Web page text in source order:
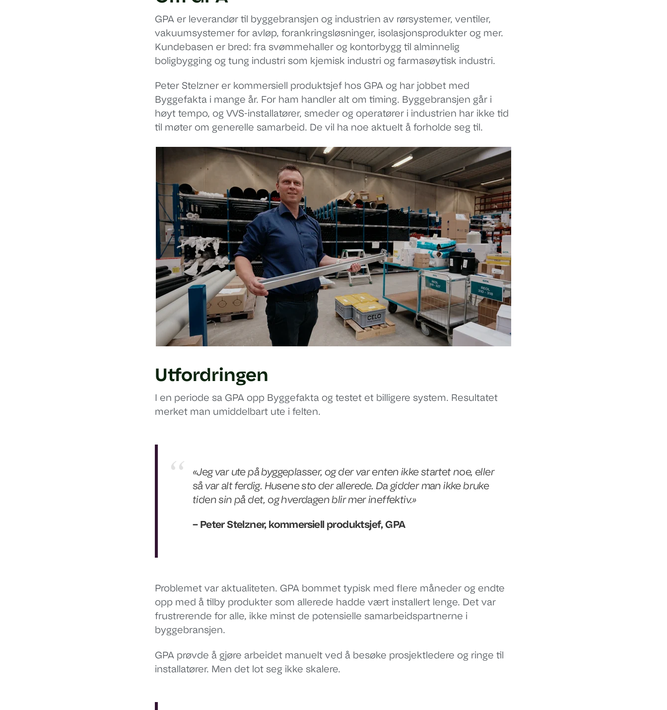
GPA er leverandør til byggebransjen og industrien av rørsystemer, ventiler,
vakuumsystemer for avløp, forankringsløsninger, isolasjonsprodukter og mer.
Kundebasen er bred: fra svømmehaller og kontorbygg til alminnelig
boligbygging og tung industri som kjemisk industri og farmasøytisk industri.
Peter Stelzner er kommersiell produktsjef hos GPA og har jobbet med
Byggefakta i mange år. For ham handler alt om timing. Byggebransjen går i
høyt tempo, og VVS-installatører, smeder og operatører i industrien har ikke tid
til møter om generelle samarbeid. De vil ha noe aktuelt å forholde seg til.
Utfordringen
I en periode sa GPA opp Byggefakta og testet et billigere system. Resultatet
merket man umiddelbart ute i felten.
«Jeg var ute på byggeplasser, og der var enten ikke startet noe, eller
så var alt ferdig. Husene sto der allerede. Da gidder man ikke bruke
tiden sin på det, og hverdagen blir mer ineffektiv.»
– Peter Stelzner, kommersiell produktsjef, GPA
Problemet var aktualiteten. GPA bommet typisk med flere måneder og endte
opp med å tilby produkter som allerede hadde vært installert lenge. Det var
frustrerende for alle, ikke minst de potensielle samarbeidspartnerne i
byggebransjen.
GPA prøvde å gjøre arbeidet manuelt ved å besøke prosjektledere og ringe til
installatører. Men det lot seg ikke skalere.